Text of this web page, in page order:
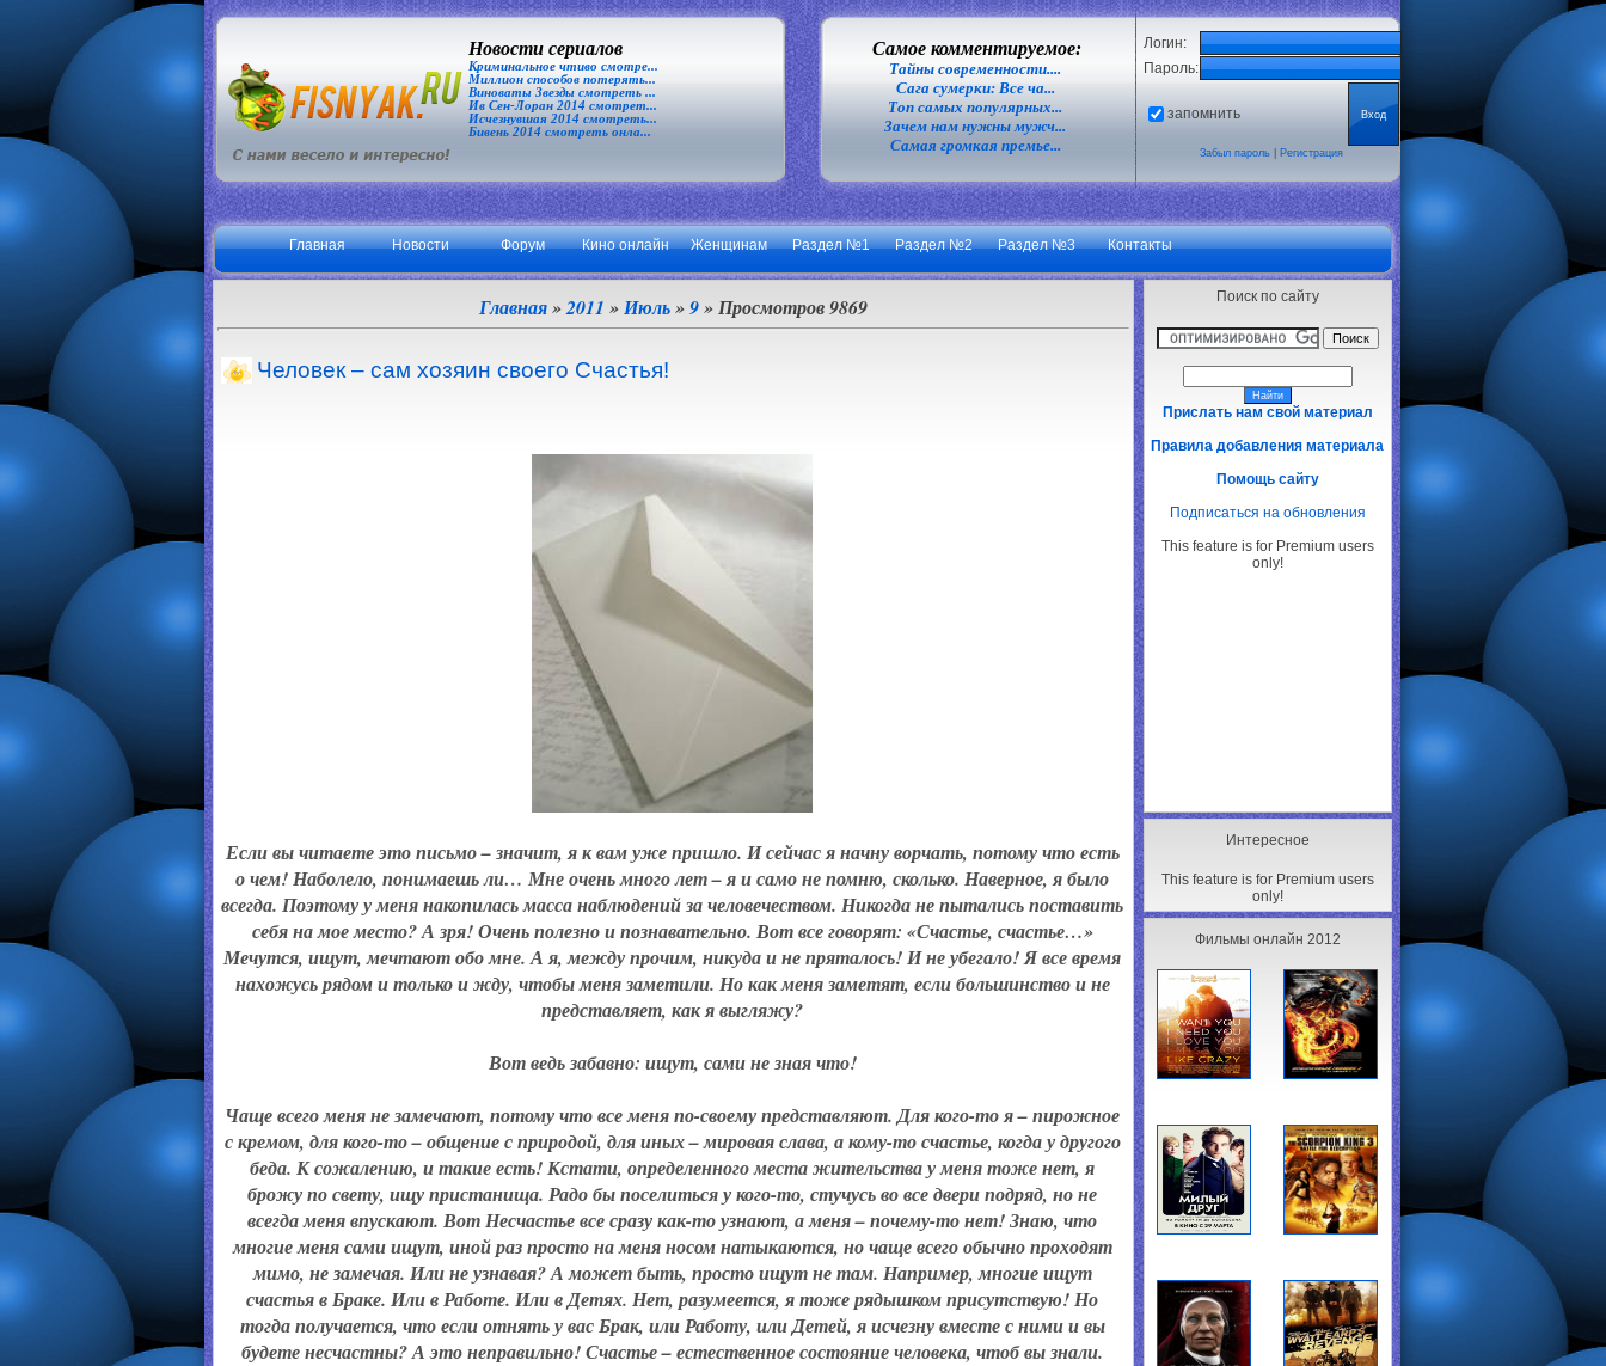
Новости сериалов
Криминальное чтиво смотре...
Миллион способов потерять...
Виноваты Звезды смотреть ...
Ив Сен-Лоран 2014 смотрет...
Исчезнувшая 2014 смотреть...
Бивень 2014 смотреть онла...
Самое комментируемое:
Тайны современности....
Сага сумерки: Все ча...
Топ самых популярных...
Зачем нам нужны мужч...
Самая громкая премье...
Логин:
Пароль:
запомнить
Забыл пароль| Регистрация
Главная Новости Форум Кино онлайн Женщинам Раздел №1 Раздел №2 Раздел №3 Контакты
Поиск по сайту
Прислать нам свой материал
Правила добавления материала
Помощь сайту
Подписаться на обновления
This feature is for Premium users
only!
Интересное
This feature is for Premium users
only!
Фильмы онлайн 2012
Главная»2011 » Июль » 9» Просмотров 9869
Человек – сам хозяин своего Счастья!
Если вы читаете это письмо – значит, я к вам уже пришло. И сейчас я начну ворчать, потому что есть
о чем! Наболело, понимаешь ли… Мне очень много лет – я и само не помню, сколько. Наверное, я было
всегда. Поэтому у меня накопилась масса наблюдений за человечеством. Никогда не пытались поставить
себя на мое место? А зря! Очень полезно и познавательно. Вот все говорят: «Счастье, счастье…»
Мечутся, ищут, мечтают обо мне. А я, между прочим, никуда и не пряталось! И не убегало! Я все время
нахожусь рядом и только и жду, чтобы меня заметили. Но как меня заметят, если большинство и не
представляет, как я выгляжу?
Вот ведь забавно: ищут, сами не зная что!
Чаще всего меня не замечают, потому что все меня по-своему представляют. Для кого-то я – пирожное
с кремом, для кого-то – общение с природой, для иных – мировая слава, а кому-то счастье, когда у другого
беда. К сожалению, и такие есть! Кстати, определенного места жительства у меня тоже нет, я
брожу по свету, ищу пристанища. Радо бы поселиться у кого-то, стучусь во все двери подряд, но не
всегда меня впускают. Вот Несчастье все сразу как-то узнают, а меня – почему-то нет! Знаю, что
многие меня сами ищут, иной раз просто на меня носом натыкаются, но чаще всего обычно проходят
мимо, не замечая. Или не узнавая? А может быть, просто ищут не там. Например, многие ищут
счастья в Браке. Или в Работе. Или в Детях. Нет, разумеется, я тоже рядышком присутствую! Но
тогда получается, что если отнять у вас Брак, или Работу, или Детей, я исчезну вместе с ними и вы
будете несчастны? А это неправильно! Счастье – естественное состояние человека, чтоб вы знали.